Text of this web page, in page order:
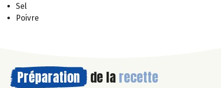
Sel
Poivre
Préparation de la recette